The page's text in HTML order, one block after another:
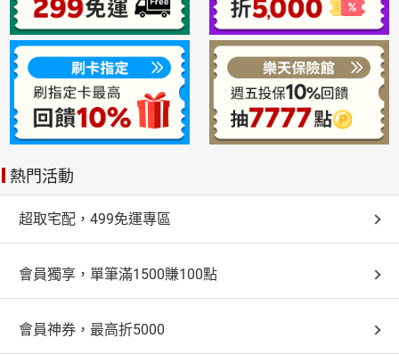
熱門活動
超取宅配，499免運專區
會員獨享，單筆滿1500賺100點
會員神券，最高折5000